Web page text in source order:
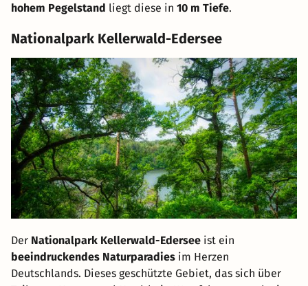
hohem Pegelstand liegt diese in 10 m Tiefe.
Nationalpark Kellerwald-Edersee
Der Nationalpark Kellerwald-Edersee ist ein
beeindruckendes Naturparadies im Herzen
Deutschlands. Dieses geschützte Gebiet, das sich über